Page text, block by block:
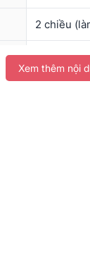
2 chiều
9.200
Xem thêm nội